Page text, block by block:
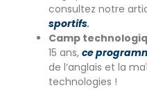
consultez notre
sportifs.
Camp
15 ans, ce
de l’anglais et la
technologies !